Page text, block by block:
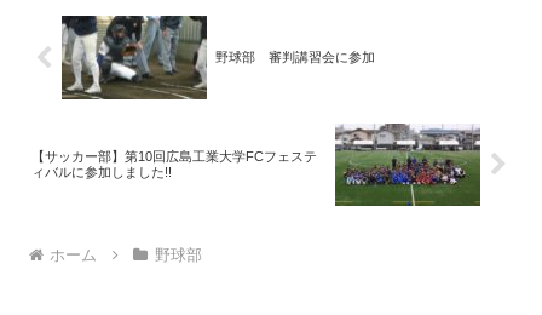
野球部 審判講習会に参加
【サッカー部】第10回広島工業大学FCフェステ
ィバルに参加しました!!
ホーム 野球部